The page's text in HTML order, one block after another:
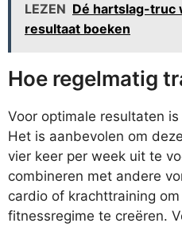
LEZEN Dé hartslag-truc
resultaat boeken
Hoe regelmatig
Voor optimale resultaten
Het is aanbevolen om
vier keer per week uit te
combineren met andere
cardio of krachttraining
fitnessregime te creëren.